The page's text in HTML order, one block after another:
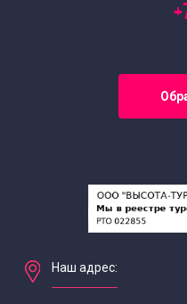
Наш адрес: